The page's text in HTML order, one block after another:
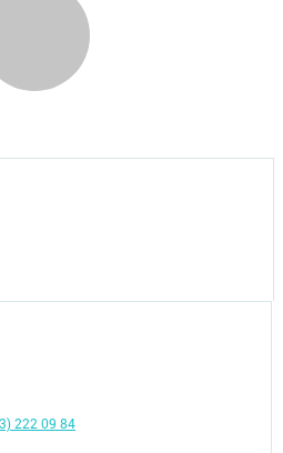
222 09 84